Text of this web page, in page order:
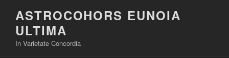
Inhalt
springen
ASTROCOHORS EUNOIA
ULTIMA
In Varietate Concordia